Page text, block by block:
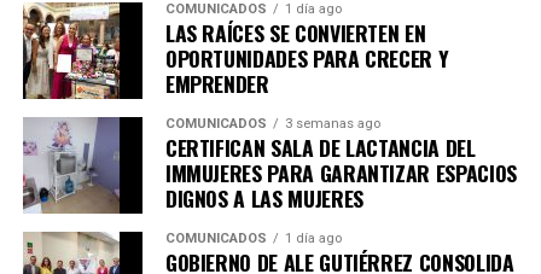
COMUNICADOS 1 día ago
LAS RAÍCES SE CONVIERTEN EN
OPORTUNIDADES PARA CRECER Y
EMPRENDER
COMUNICADOS 3 semanas ago
CERTIFICAN SALA DE LACTANCIA DEL
IMMUJERES PARA GARANTIZAR ESPACIOS
DIGNOS A LAS MUJERES
COMUNICADOS 1 día ago
GOBIERNO DE ALE GUTIÉRREZ CONSOLIDA